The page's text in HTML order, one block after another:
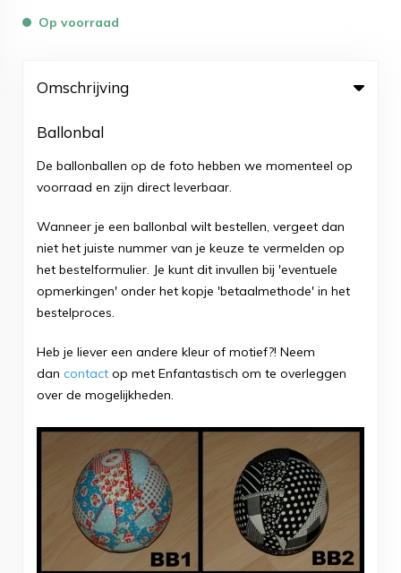
Op voorraad
Omschrijving
Ballonbal
De ballonballen op de foto hebben we momenteel op
voorraad en zijn direct leverbaar.
Wanneer je een ballonbal wilt bestellen, vergeet dan
niet het juiste nummer van je keuze te vermelden op
het bestelformulier. Je kunt dit invullen bij 'eventuele
opmerkingen' onder het kopje 'betaalmethode' in het
bestelproces.
Heb je liever een andere kleur of motief?! Neem
dan contact op met Enfantastisch om te overleggen
over de mogelijkheden.